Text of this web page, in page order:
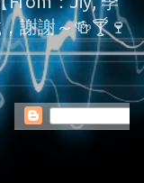
謝謝～🍻🍸🍷